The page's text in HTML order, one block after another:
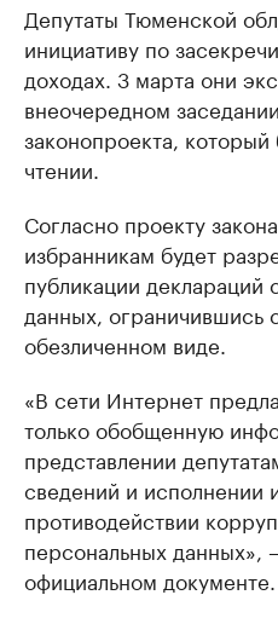
Депутаты Тюменской
инициативу по
доходах. 3 марта они
внеочередном
законопроекта,
чтении.
Согласно проекту
избранникам будет
публикации деклараций
данных, ограничившись
обезличенном виде.
«В сети Интернет
только обобщенную
предстaвлении
сведений и исполнении
противодействии
персонaльных дaнных»,
официaльном документе.